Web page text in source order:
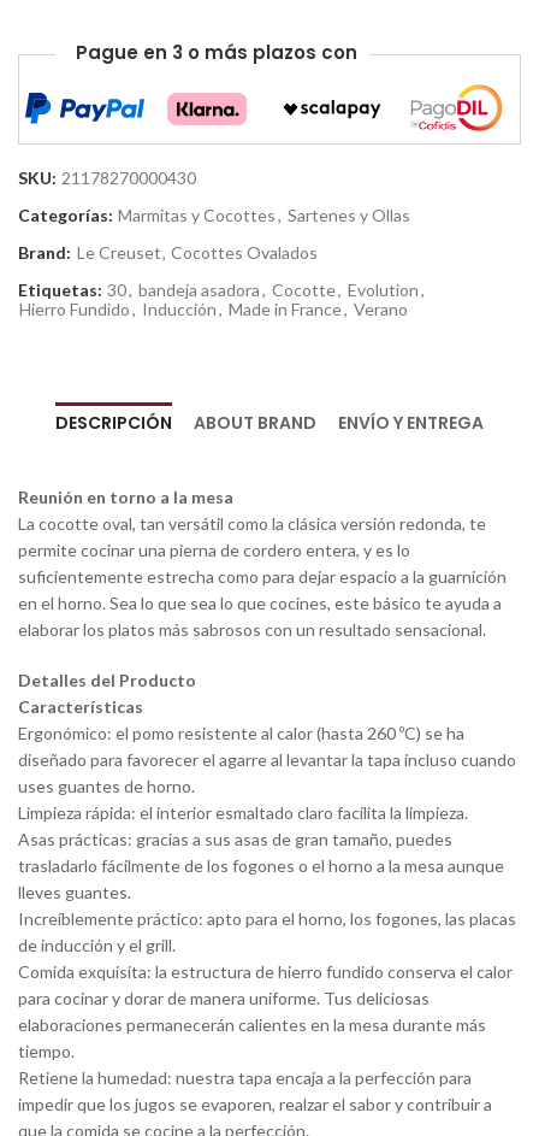
Pague en 3 o más plazos con
SKU: 21178270000430
Categorías: Marmitas y Cocottes, Sartenes y Ollas
Brand: Le Creuset, Cocottes Ovalados
Etiquetas: 30, bandeja asadora, Cocotte, Evolution,
Hierro Fundido, Inducción, Made in France, Verano
DESCRIPCIÓN ABOUT BRAND ENVÍO Y ENTREGA
Reunión en torno a la mesa
La cocotte oval, tan versátil como la clásica versión redonda, te
permite cocinar una pierna de cordero entera, y es lo
suficientemente estrecha como para dejar espacio a la guarnición
en el horno. Sea lo que sea lo que cocines, este básico te ayuda a
elaborar los platos más sabrosos con un resultado sensacional.
Detalles del Producto
Características
Ergonómico: el pomo resistente al calor (hasta 260 ºC) se ha
diseñado para favorecer el agarre al levantar la tapa incluso cuando
uses guantes de horno.
Limpieza rápida: el interior esmaltado claro facilita la limpieza.
Asas prácticas: gracias a sus asas de gran tamaño, puedes
trasladarlo fácilmente de los fogones o el horno a la mesa aunque
lleves guantes.
Increíblemente práctico: apto para el horno, los fogones, las placas
de inducción y el grill.
Comida exquisita: la estructura de hierro fundido conserva el calor
para cocinar y dorar de manera uniforme. Tus deliciosas
elaboraciones permanecerán calientes en la mesa durante más
tiempo.
Retiene la humedad: nuestra tapa encaja a la perfección para
impedir que los jugos se evaporen, realzar el sabor y contribuir a
que la comida se cocine a la perfección.